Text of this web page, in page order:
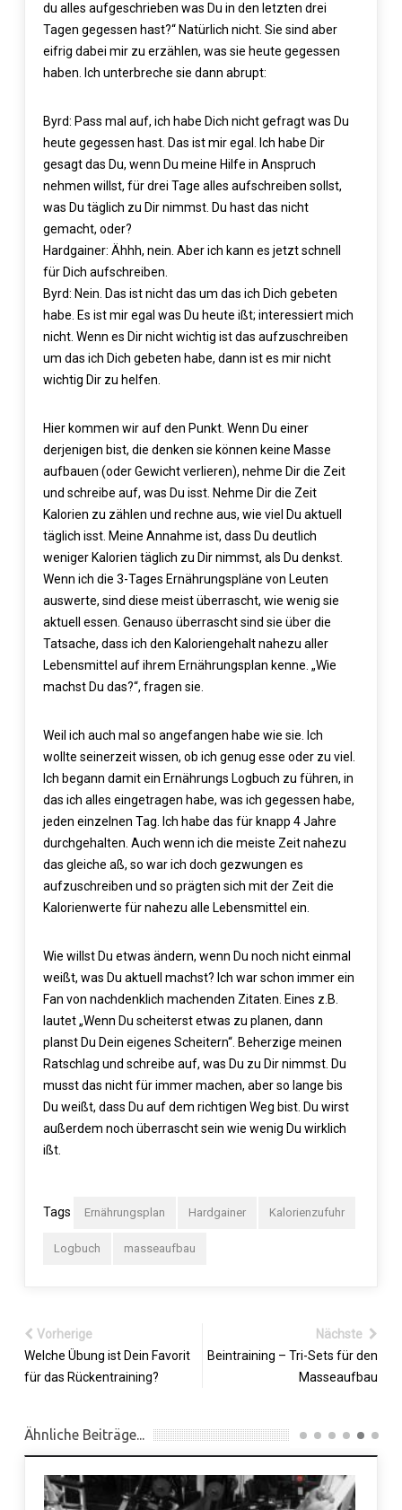
du alles aufgeschrieben was Du in den letzten drei
Tagen gegessen hast?“ Natürlich nicht. Sie sind aber
eifrig dabei mir zu erzählen, was sie heute gegessen
haben. Ich unterbreche sie dann abrupt:
Byrd: Pass mal auf, ich habe Dich nicht gefragt was Du
heute gegessen hast. Das ist mir egal. Ich habe Dir
gesagt das Du, wenn Du meine Hilfe in Anspruch
nehmen willst, für drei Tage alles aufschreiben sollst,
was Du täglich zu Dir nimmst. Du hast das nicht
gemacht, oder?
Hardgainer: Ähhh, nein. Aber ich kann es jetzt schnell
für Dich aufschreiben.
Byrd: Nein. Das ist nicht das um das ich Dich gebeten
habe. Es ist mir egal was Du heute ißt; interessiert mich
nicht. Wenn es Dir nicht wichtig ist das aufzuschreiben
um das ich Dich gebeten habe, dann ist es mir nicht
wichtig Dir zu helfen.
Hier kommen wir auf den Punkt. Wenn Du einer
derjenigen bist, die denken sie können keine Masse
aufbauen (oder Gewicht verlieren), nehme Dir die Zeit
und schreibe auf, was Du isst. Nehme Dir die Zeit
Kalorien zu zählen und rechne aus, wie viel Du aktuell
täglich isst. Meine Annahme ist, dass Du deutlich
weniger Kalorien täglich zu Dir nimmst, als Du denkst.
Wenn ich die 3-Tages Ernährungspläne von Leuten
auswerte, sind diese meist überrascht, wie wenig sie
aktuell essen. Genauso überrascht sind sie über die
Tatsache, dass ich den Kaloriengehalt nahezu aller
Lebensmittel auf ihrem Ernährungsplan kenne. „Wie
machst Du das?“, fragen sie.
Weil ich auch mal so angefangen habe wie sie. Ich
wollte seinerzeit wissen, ob ich genug esse oder zu viel.
Ich begann damit ein Ernährungs Logbuch zu führen, in
das ich alles eingetragen habe, was ich gegessen habe,
jeden einzelnen Tag. Ich habe das für knapp 4 Jahre
durchgehalten. Auch wenn ich die meiste Zeit nahezu
das gleiche aß, so war ich doch gezwungen es
aufzuschreiben und so prägten sich mit der Zeit die
Kalorienwerte für nahezu alle Lebensmittel ein.
Wie willst Du etwas ändern, wenn Du noch nicht einmal
weißt, was Du aktuell machst? Ich war schon immer ein
Fan von nachdenklich machenden Zitaten. Eines z.B.
lautet „Wenn Du scheiterst etwas zu planen, dann
planst Du Dein eigenes Scheitern“. Beherzige meinen
Ratschlag und schreibe auf, was Du zu Dir nimmst. Du
musst das nicht für immer machen, aber so lange bis
Du weißt, dass Du auf dem richtigen Weg bist. Du wirst
außerdem noch überrascht sein wie wenig Du wirklich
ißt.
Tags Ernährungsplan Hardgainer Kalorienzufuhr
Logbuch masseaufbau
Vorherige
Welche Übung ist Dein Favorit
für das Rückentraining?
Nächste
Beintraining – Tri-Sets für den
Masseaufbau
Ähnliche Beiträge...